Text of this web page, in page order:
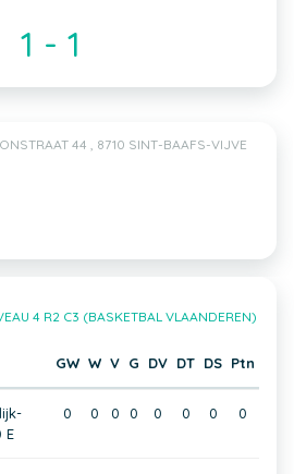
1 - 1
44 , 8710 SINT-BAAFS-VIJVE
4 R2 C3 (BASKETBAL VLAANDEREN)
GW W V G DV DT DS Ptn
E
0 0 0 0 0 0 0 0